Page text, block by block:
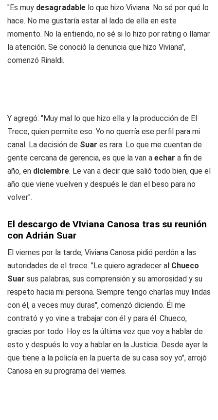
"Es muy desagradable lo que hizo Viviana. No sé por qué lo
hace. No me gustaría estar al lado de ella en este
momento. No la entiendo, no sé si lo hizo por rating o llamar
la atención. Se conoció la denuncia que hizo Viviana",
comenzó Rinaldi.
Y agregó: "Muy mal lo que hizo ella y la producción de El
Trece, quien permite eso. Yo no querría ese perfil para mi
canal. La decisión de Suar es rara. Lo que me cuentan de
gente cercana de gerencia, es que la van a echar a fin de
año, en diciembre. Le van a decir que salió todo bien, que el
año que viene vuelven y después le dan el beso para no
volver".
El descargo de VIviana Canosa tras su reunión
con Adrián Suar
El viernes por la tarde, Viviana Canosa pidió perdón a las
autoridades de el trece. "Le quiero agradecer al Chueco
Suar sus palabras, sus comprensión y su amorosidad y su
respeto hacia mi persona. Siempre tengo charlas muy lindas
con él, a veces muy duras", comenzó diciendo. Él me
contrató y yo vine a trabajar con él y para él. Chueco,
gracias por todo. Hoy es la última vez que voy a hablar de
esto y después lo voy a hablar en la Justicia. Desde ayer la
que tiene a la policía en la puerta de su casa soy yo", arrojó
Canosa en su programa del viernes.